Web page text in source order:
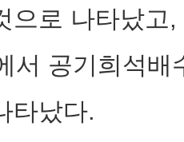
으로 나타났고
서 공기희석
타났다.